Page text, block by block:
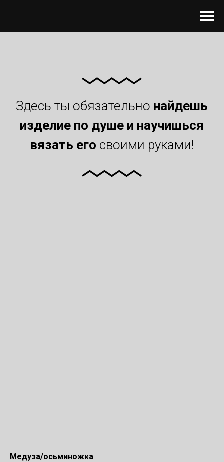
Здесь ты обязательно найдешь
изделие по душе и научишься
вязать его своими руками!
Медуза/осьминожка